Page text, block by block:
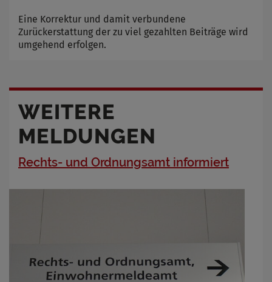
Eine Korrektur und damit verbundene
Zurückerstattung der zu viel gezahlten Beiträge wird
umgehend erfolgen.
WEITERE
MELDUNGEN
Rechts- und Ordnungsamt informiert